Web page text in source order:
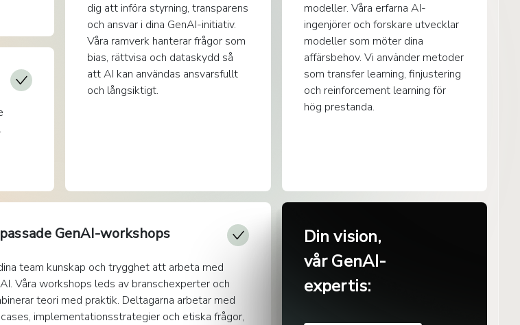
dig att införa styrning, transparens
och ansvar i dina GenAI-initiativ.
Våra ramverk hanterar frågor som
bias, rättvisa och dataskydd så
att AI kan användas ansvarsfullt
och långsiktigt.
modeller. Våra erfarna AI-
ingenjörer och forskare utvecklar
modeller som möter dina
affärsbehov. Vi använder metoder
som transfer learning, finjustering
och reinforcement learning för
hög prestanda.
GenAI-workshops
team kunskap och trygghet att arbeta med
Våra workshops leds av branschexperter och
teori med praktik. Deltagarna arbetar med
implementationsstrategier och etiska frågor,
Din vision,
vår GenAI-
expertis: